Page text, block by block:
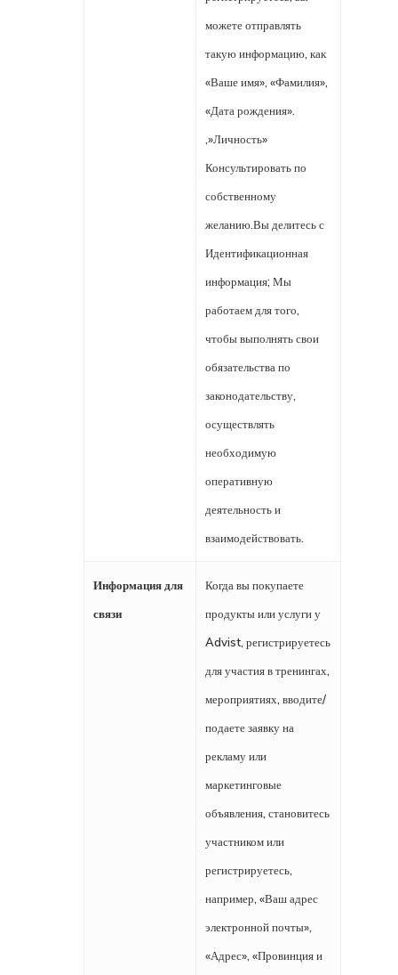
можете отправлять
такую информацию, как
«Ваше имя», «Фамилия»,
«Дата рождения».
,»Личность»
Консультировать по
собственному
желанию.Вы делитесь с
Идентификационная
информация; Мы
работаем для того,
чтобы выполнять свои
обязательства по
законодательству,
осуществлять
необходимую
оперативную
деятельность и
взаимодействовать.
Информация для
связи
Когда вы покупаете
продукты или услуги у
Advist, регистрируетесь
для участия в тренингах,
мероприятиях, вводите/
подаете заявку на
рекламу или
маркетинговые
объявления, становитесь
участником или
регистрируетесь,
например, «Ваш адрес
электронной почты»,
«Адрес», «Провинция и